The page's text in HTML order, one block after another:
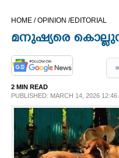
OPINION
PHOTOS
LIFESTYLE
HOME /OPINION /EDITORIAL
മനുഷ്യരെ
2 MIN READ
PUBLISHED: MARCH 14, 2026 12:46